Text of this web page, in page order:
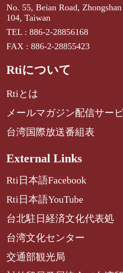
No. 55, Beian Road,
104, Taiwan
TEL : 886-2-28856168
FAX : 886-2-28855423
Rtiについて
Rtiとは
メールマガジン配信サー
台湾国際放送番組表
External Links
Rti日本語Facebook
Rti日本語YouTube
台北駐日経済文化代表処
台湾文化センター
交通部観光局